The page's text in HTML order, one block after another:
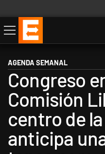
Economía
Política
Internacional
Actualidad
Descargá la App
AGENDA SEMANAL
Congreso
Comisión
centro de
anticipa